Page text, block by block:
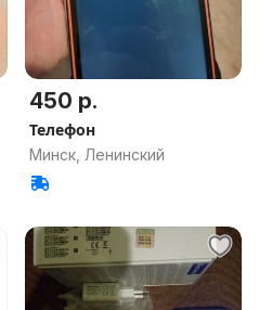
450 р.
Телефон
Минск, Ленинский